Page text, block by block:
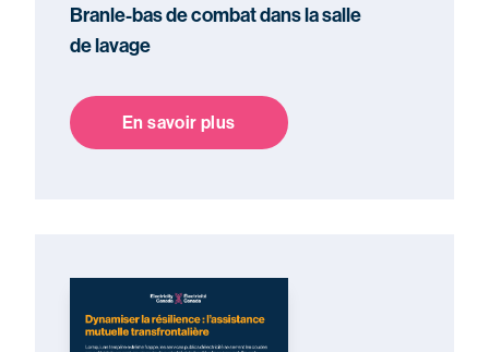
Branle-bas de combat dans la salle
de lavage
En savoir plus